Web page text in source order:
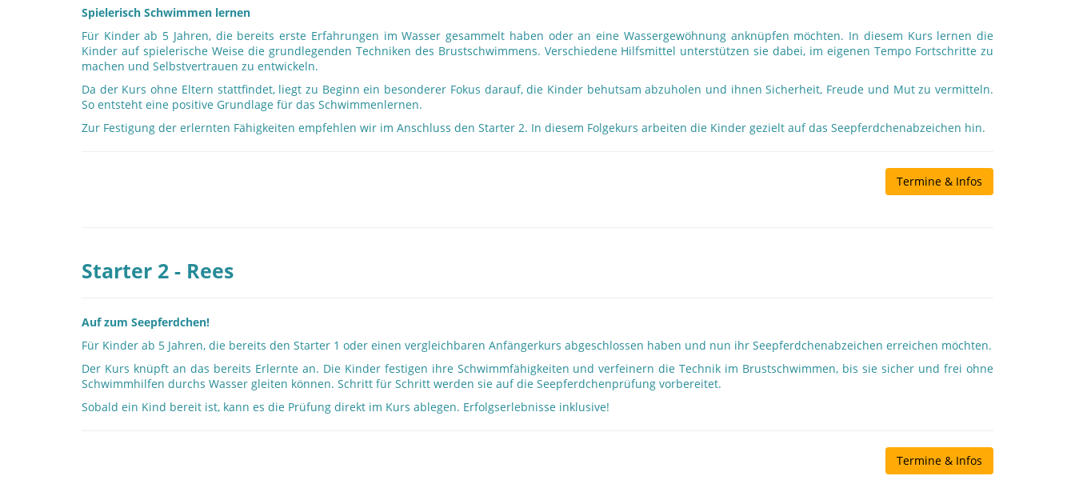
Spielerisch Schwimmen lernen
Für Kinder ab 5 Jahren, die bereits erste Erfahrungen im Wasser gesammelt haben oder an eine Wassergewöhnung anknüpfen möchten. In diesem Kurs lernen die
Kinder auf spielerische Weise die grundlegenden Techniken des Brustschwimmens. Verschiedene Hilfsmittel unterstützen sie dabei, im eigenen Tempo Fortschritte zu
machen und Selbstvertrauen zu entwickeln.
Da der Kurs ohne Eltern stattfindet, liegt zu Beginn ein besonderer Fokus darauf, die Kinder behutsam abzuholen und ihnen Sicherheit, Freude und Mut zu vermitteln.
So entsteht eine positive Grundlage für das Schwimmenlernen.
Zur Festigung der erlernten Fähigkeiten empfehlen wir im Anschluss den Starter 2. In diesem Folgekurs arbeiten die Kinder gezielt auf das Seepferdchenabzeichen hin.
Termine & Infos
Starter 2 - Rees
Auf zum Seepferdchen!
Für Kinder ab 5 Jahren, die bereits den Starter 1 oder einen vergleichbaren Anfängerkurs abgeschlossen haben und nun ihr Seepferdchenabzeichen erreichen möchten.
Der Kurs knüpft an das bereits Erlernte an. Die Kinder festigen ihre Schwimmfähigkeiten und verfeinern die Technik im Brustschwimmen, bis sie sicher und frei ohne
Schwimmhilfen durchs Wasser gleiten können. Schritt für Schritt werden sie auf die Seepferdchenprüfung vorbereitet.
Sobald ein Kind bereit ist, kann es die Prüfung direkt im Kurs ablegen. Erfolgserlebnisse inklusive!
Termine & Infos